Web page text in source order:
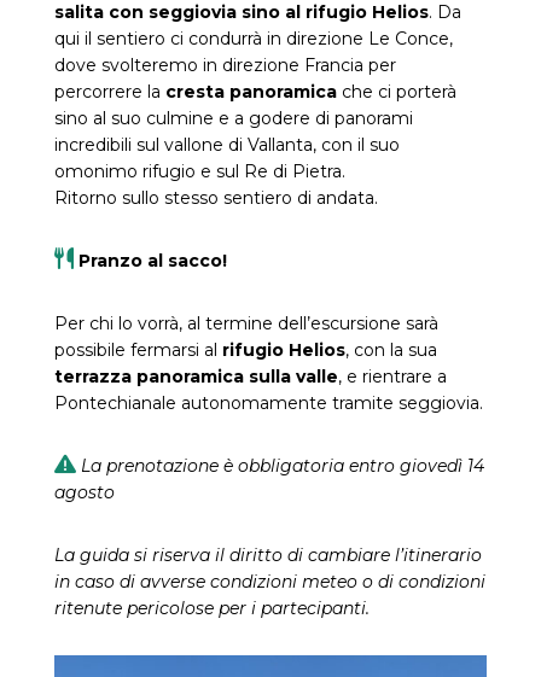
salita con seggiovia sino al rifugio Helios. Da
qui il sentiero ci condurrà in direzione Le Conce,
dove svolteremo in direzione Francia per
percorrere la cresta panoramicache ci porterà
sino al suo culmine e a godere di panorami
incredibili sul vallone di Vallanta, con il suo
omonimo rifugio e sul Re di Pietra.
Ritorno sullo stesso sentiero di andata.
Pranzo al sacco!
Per chi lo vorrà, al termine dell’escursione sarà
possibile fermarsi al rifugio Helios, con la sua
terrazza panoramica sulla valle, e rientrare a
Pontechianale autonomamente tramite seggiovia.
La prenotazione è obbligatoria entro giovedì 14
agosto
La guida si riserva il diritto di cambiare l’itinerario
in caso di avverse condizioni meteo o di condizioni
ritenute pericolose per i partecipanti.